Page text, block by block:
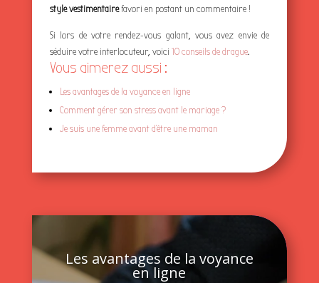
style vestimentairefavori en postant un commentaire !
Si lors de votre rendez-vous galant, vous avez envie de
séduire votre interlocuteur, voici 10 conseils de drague.
Vous aimerez aussi :
Les avantages de la voyance en ligne
Comment gérer son stress avant le mariage ?
Je suis une femme avant d’être une maman
Les avantages de la voyance
en ligne